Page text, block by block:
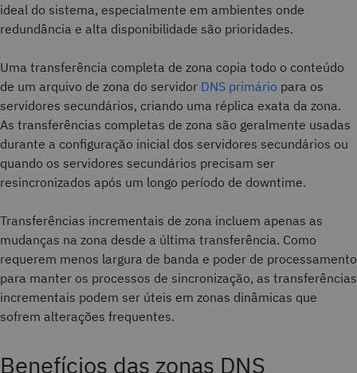
ideal do sistema, especialmente em ambientes onde
redundância e alta disponibilidade são prioridades.
Uma transferência completa de zona copia todo o conteúdo
de um arquivo de zona do servidor DNS primário para os
servidores secundários, criando uma réplica exata da zona.
As transferências completas de zona são geralmente usadas
durante a configuração inicial dos servidores secundários ou
quando os servidores secundários precisam ser
resincronizados após um longo período de downtime.
Transferências incrementais de zona incluem apenas as
mudanças na zona desde a última transferência. Como
requerem menos largura de banda e poder de processamento
para manter os processos de sincronização, as transferências
incrementais podem ser úteis em zonas dinâmicas que
sofrem alterações frequentes.
Benefícios das zonas DNS